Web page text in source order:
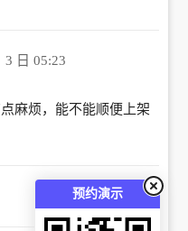
预约演示
3 日 05:23
麻烦，能不能顺便上架